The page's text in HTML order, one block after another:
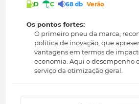
D C 68 db Verão
Os pontos fortes:
O primeiro pneu da marca,
política de inovação, que
vantagens em termos de
economia. Aqui o desempenho
serviço da otimização geral.